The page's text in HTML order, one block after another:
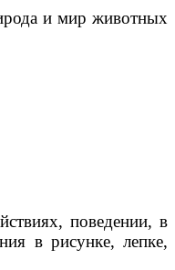
и мир животных
поведении, в
в рисунке, лепке,